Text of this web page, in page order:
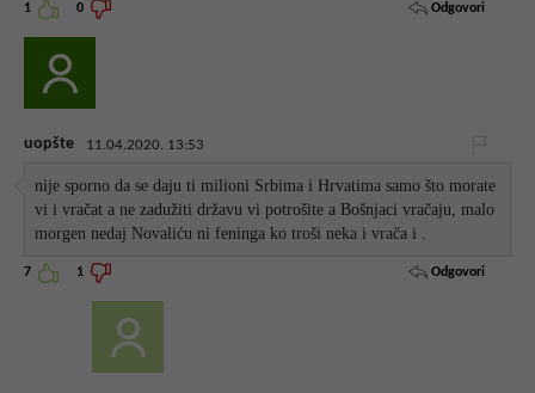
1 0 Odgovori
uopšte 11.04.2020. 13:53
nije sporno da se daju ti milioni Srbima i Hrvatima samo što morate
vi i vračat a ne zadužiti državu vi potrošite a Bošnjaci vračaju, malo
morgen nedaj Novaliću ni feninga ko troši neka i vrača i .
7 1 Odgovori